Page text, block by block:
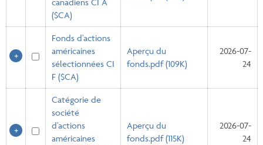
canadiens CI A
($CA)
Fonds d'actions
américaines
sélectionnées CI
F ($CA)
Aperçu du
fonds.pdf (109K)
2026-07-
24
Catégorie de
société
d'actions
américaines
Aperçu du
fonds.pdf (115K)
2026-07-
24